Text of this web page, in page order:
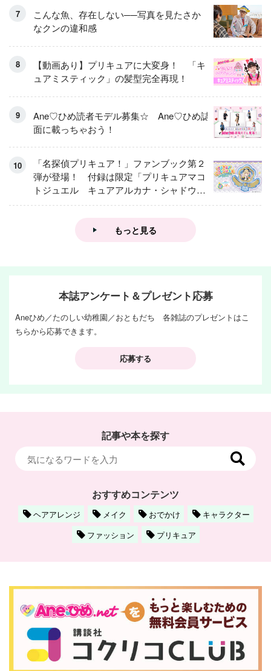
こんな魚、存在しない──写真を見たさか
なクンの違和感
【動画あり】プリキュアに大変身！ 「キ
ュアミスティック」の髪型完全再現！
Ane♡ひめ読者モデル募集☆ Ane♡ひめ誌
面に載っちゃおう！
「名探偵プリキュア！」ファンブック第２
弾が登場！ 付録は限定「プリキュアマコ
トジュエル キュアアルカナ・シャドウ
アイスver.」 キュアエクレールを大特
もっと見る
本誌アンケート＆プレゼント応募
Aneひめ／たのしい幼稚園／おともだち 各雑誌のプレゼントはこ
ちらから応募できます。
応募する
記事や本を探す
おすすめコンテンツ
ヘアアレンジ メイク おでかけ
キャラクター
ファッション
プリキュア